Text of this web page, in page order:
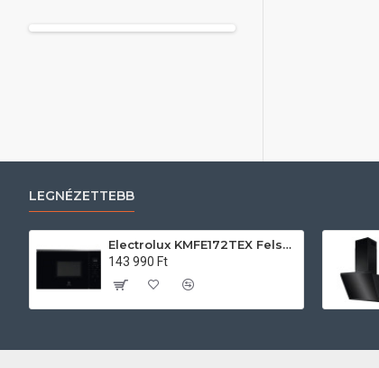
LEGNÉZETTEBB
Electrolux KMFE172TEX Felsőszekrénybe építhető mikrohullámú sütő
143 990 Ft